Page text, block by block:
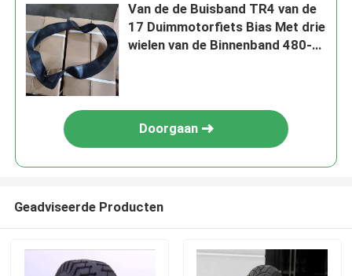
Van de de Buisband TR4 van de
17 Duimmotorfiets Bias Met drie
wielen van de Binnenband 480-
Doorgaan
Geadviseerde Producten